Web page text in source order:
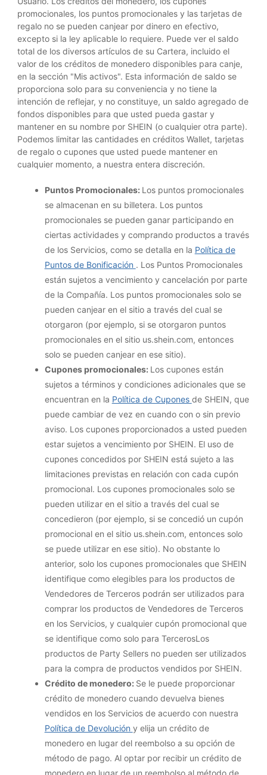
promocionales, los puntos promocionales y las tarjetas de
regalo no se pueden canjear por dinero en efectivo,
excepto si la ley aplicable lo requiere. Puede ver el saldo
total de los diversos artículos de su Cartera, incluido el
valor de los créditos de monedero disponibles para canje,
en la sección "Mis activos". Esta información de saldo se
proporciona solo para su conveniencia y no tiene la
intención de reflejar, y no constituye, un saldo agregado de
fondos disponibles para que usted pueda gastar y
mantener en su nombre por SHEIN (o cualquier otra parte).
Podemos limitar las cantidades en créditos Wallet, tarjetas
de regalo o cupones que usted puede mantener en
cualquier momento, a nuestra entera discreción.
Puntos Promocionales: Los puntos promocionales
se almacenan en su billetera. Los puntos
promocionales se pueden ganar participando en
ciertas actividades y comprando productos a través
de los Servicios, como se detalla en la Política de
Puntos de Bonificación . Los Puntos Promocionales
están sujetos a vencimiento y cancelación por parte
de la Compañía. Los puntos promocionales solo se
pueden canjear en el sitio a través del cual se
otorgaron (por ejemplo, si se otorgaron puntos
promocionales en el sitio us.shein.com, entonces
solo se pueden canjear en ese sitio).
Cupones promocionales: Los cupones están
sujetos a términos y condiciones adicionales que se
encuentran en la Política de Cupones de SHEIN, que
puede cambiar de vez en cuando con o sin previo
aviso. Los cupones proporcionados a usted pueden
estar sujetos a vencimiento por SHEIN. El uso de
cupones concedidos por SHEIN está sujeto a las
limitaciones previstas en relación con cada cupón
promocional. Los cupones promocionales solo se
pueden utilizar en el sitio a través del cual se
concedieron (por ejemplo, si se concedió un cupón
promocional en el sitio us.shein.com, entonces solo
se puede utilizar en ese sitio). No obstante lo
anterior, solo los cupones promocionales que SHEIN
identifique como elegibles para los productos de
Vendedores de Terceros podrán ser utilizados para
comprar los productos de Vendedores de Terceros
en los Servicios, y cualquier cupón promocional que
se identifique como solo para TercerosLos
productos de Party Sellers no pueden ser utilizados
para la compra de productos vendidos por SHEIN.
Crédito de monedero: Se le puede proporcionar
crédito de monedero cuando devuelva bienes
vendidos en los Servicios de acuerdo con nuestra
Política de Devolución y elija un crédito de
monedero en lugar del reembolso a su opción de
método de pago. Al optar por recibir un crédito de